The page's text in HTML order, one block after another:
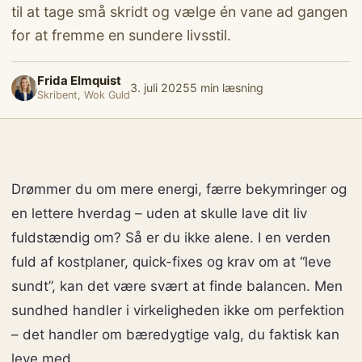
til at tage små skridt og vælge én vane ad gangen
for at fremme en sundere livsstil.
Frida Elmquist
Skribent, Wok Guld
3. juli 20255 min læsning
Drømmer du om mere energi, færre bekymringer og
en lettere hverdag – uden at skulle lave dit liv
fuldstændig om? Så er du ikke alene. I en verden
fuld af kostplaner, quick-fixes og krav om at “leve
sundt”, kan det være svært at finde balancen. Men
sundhed handler i virkeligheden ikke om perfektion
– det handler om bæredygtige valg, du faktisk kan
leve med.